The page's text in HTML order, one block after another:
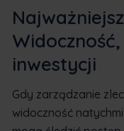
inwestycji
Gdy zarządzanie
widoczność